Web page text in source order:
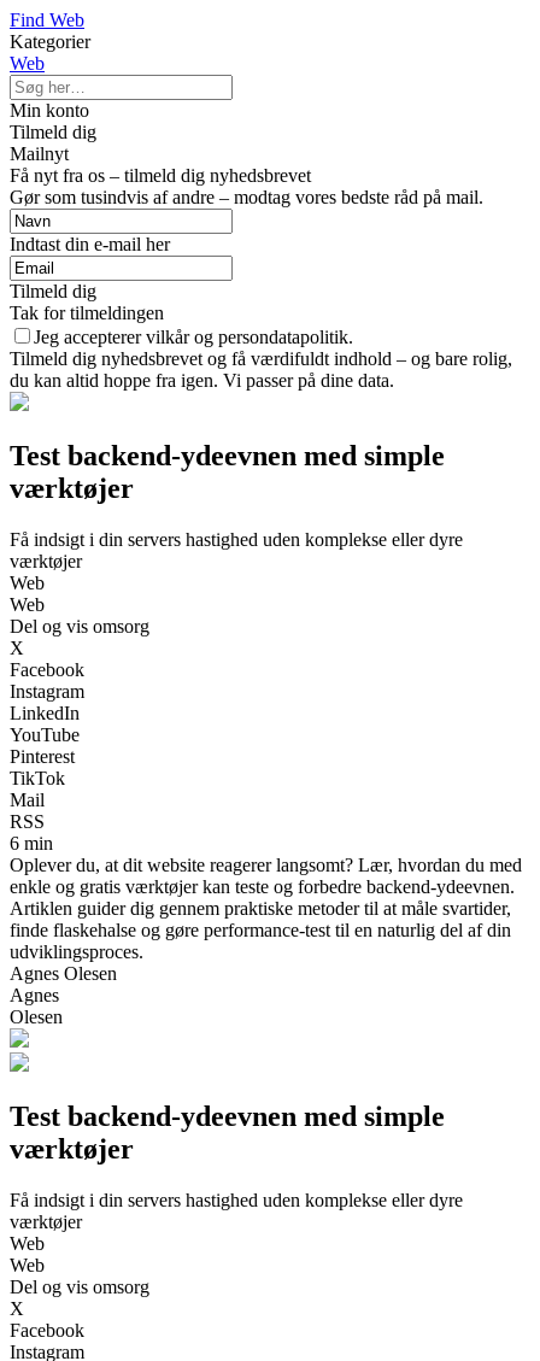
Find Web
Kategorier
Web
Min konto
Tilmeld dig
Mailnyt
Få nyt fra os – tilmeld dig nyhedsbrevet
Gør som tusindvis af andre – modtag vores bedste råd på mail.
Indtast din e-mail her
Tilmeld dig
Tak for tilmeldingen
Jeg accepterer vilkår og persondatapolitik.
Tilmeld dig nyhedsbrevet og få værdifuldt indhold – og bare rolig,
du kan altid hoppe fra igen. Vi passer på dine data.
Test backend-ydeevnen med simple
værktøjer
Få indsigt i din servers hastighed uden komplekse eller dyre
værktøjer
Web
Web
Del og vis omsorg
X
Facebook
Instagram
LinkedIn
YouTube
Pinterest
TikTok
Mail
RSS
6 min
Oplever du, at dit website reagerer langsomt? Lær, hvordan du med
enkle og gratis værktøjer kan teste og forbedre backend-ydeevnen.
Artiklen guider dig gennem praktiske metoder til at måle svartider,
finde flaskehalse og gøre performance-test til en naturlig del af din
udviklingsproces.
Agnes Olesen
Agnes
Olesen
Test backend-ydeevnen med simple
værktøjer
Få indsigt i din servers hastighed uden komplekse eller dyre
værktøjer
Web
Web
Del og vis omsorg
X
Facebook
Instagram